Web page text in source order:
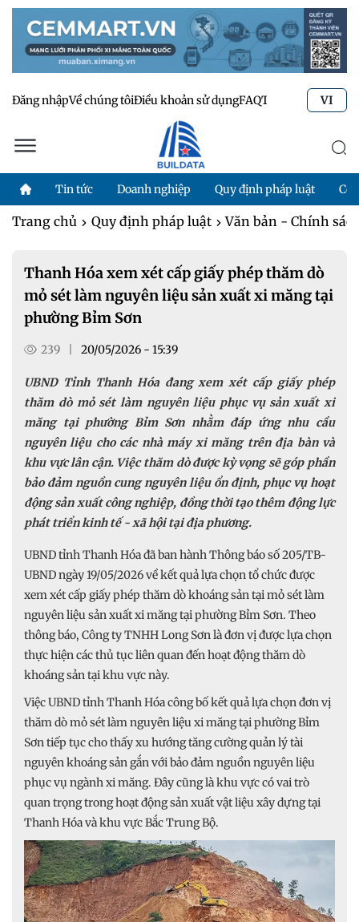
Đăng nhậpVề chúng tôiĐiều khoản sử dụngFAQTư vấn kỹ thuật
VI
Tin tức Doanh nghiệp Quy định pháp luật
Trang chủ Quy định pháp luật Văn bản - Chính
Thanh Hóa xem xét cấp giấy phép thăm dò
mỏ sét làm nguyên liệu sản xuất xi măng tại
phường Bỉm Sơn
239 20/05/2026 - 15:39
UBND Tỉnh Thanh Hóa đang xem xét cấp giấy phép
thăm dò mỏ sét làm nguyên liệu phục vụ sản xuất xi
măng tại phường Bỉm Sơn nhằm đáp ứng nhu cầu
nguyên liệu cho các nhà máy xi măng trên địa bàn và
khu vực lân cận. Việc thăm dò được kỳ vọng sẽ góp phần
bảo đảm nguồn cung nguyên liệu ổn định, phục vụ hoạt
động sản xuất công nghiệp, đồng thời tạo thêm động lực
phát triển kinh tế - xã hội tại địa phương.
UBND tỉnh Thanh Hóa đã ban hành Thông báo số 205/TB-
UBND ngày 19/05/2026 về kết quả lựa chọn tổ chức được
xem xét cấp giấy phép thăm dò khoáng sản tại mỏ sét làm
nguyên liệu sản xuất xi măng tại phường Bỉm Sơn. Theo
thông báo, Công ty TNHH Long Sơn là đơn vị được lựa chọn
thực hiện các thủ tục liên quan đến hoạt động thăm dò
khoáng sản tại khu vực này.
Việc UBND tỉnh Thanh Hóa công bố kết quả lựa chọn đơn vị
thăm dò mỏ sét làm nguyên liệu xi măng tại phường Bỉm
Sơn tiếp tục cho thấy xu hướng tăng cường quản lý tài
nguyên khoáng sản gắn với bảo đảm nguồn nguyên liệu
phục vụ ngành xi măng. Đây cũng là khu vực có vai trò
quan trọng trong hoạt động sản xuất vật liệu xây dựng tại
Thanh Hóa và khu vực Bắc Trung Bộ.